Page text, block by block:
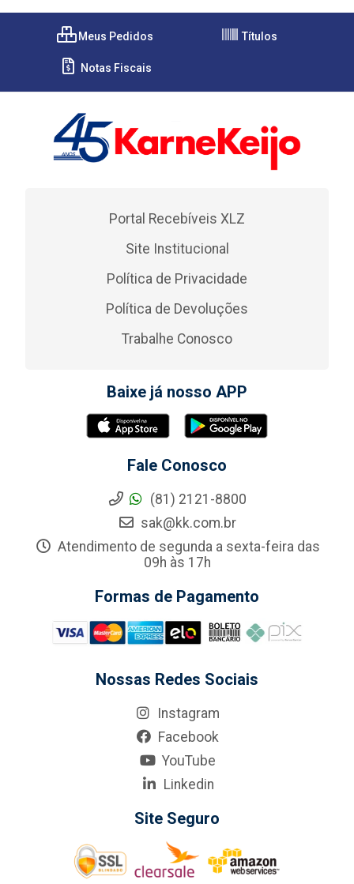
Meus Pedidos Títulos
Notas Fiscais
Portal Recebíveis XLZ
Site Institucional
Política de Privacidade
Política de Devoluções
Trabalhe Conosco
Baixe já nosso APP
Fale Conosco
(81) 2121-8800
sak@kk.com.br
Atendimento de segunda a sexta-feira das
09h às 17h
Formas de Pagamento
Nossas Redes Sociais
Instagram
Facebook
YouTube
Linkedin
Site Seguro